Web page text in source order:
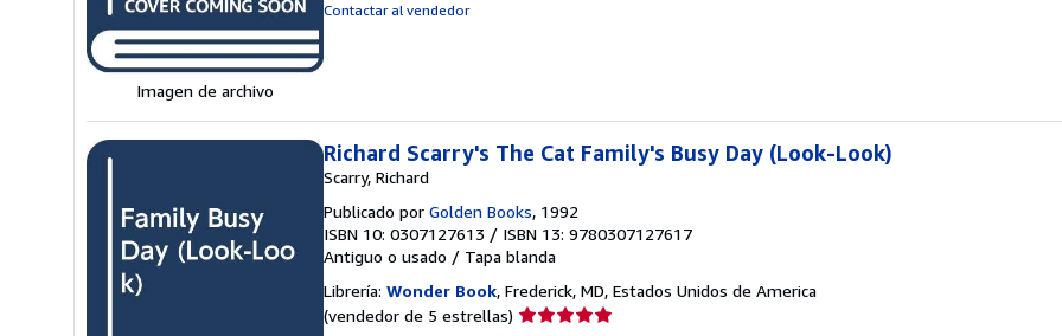
Imagen de archivo
Contactar al vendedor
Richard Scarry's The Cat Family's Busy Day (Look-Look)
Scarry, Richard
Publicado por Golden Books, 1992
ISBN 10: 0307127613 / ISBN 13: 9780307127617
Antiguo o usado / Tapa blanda
Librería: Wonder Book, Frederick, MD, Estados Unidos de America
(vendedor de 5 estrellas) Calificación